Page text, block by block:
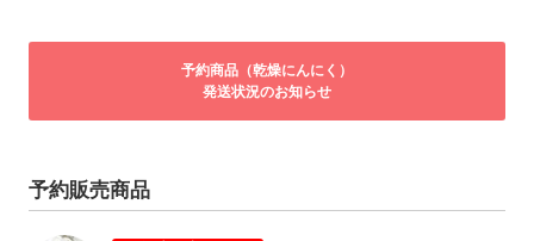
予約商品（乾燥にんにく）
発送状況のお知らせ
予約販売商品